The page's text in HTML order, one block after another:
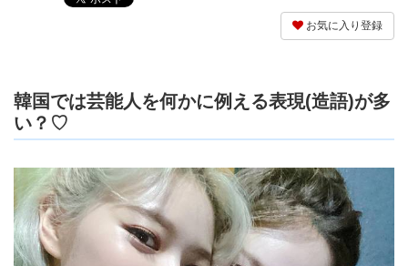
お気に入り登録
韓国では芸能人を何かに例える表現(造語)が多
い？♡